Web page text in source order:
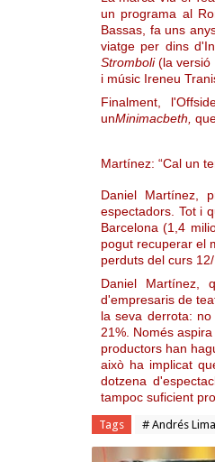
un programa al
Bassas, fa uns
viatge per dins
Stromboli(la
i músic Ireneu
Finalment,
unMinimacbeth,
Martínez: “Cal un
Daniel Martínez,
espectadors. Tot i
Barcelona (1,4
pogut recuperar el
perduts del curs 12/
Daniel Martínez,
d'empresaris de
la seva derrota:
21%. Només
productors han
això ha implicat
dotzena
tampoc suficient
Tags # Andrés Lima